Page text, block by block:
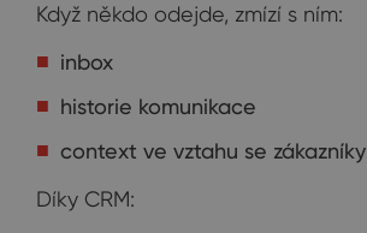
Když někdo odejde, zmízí s ním:
inbox
historie komunikace
context ve vztahu se zákazníky
Díky CRM: